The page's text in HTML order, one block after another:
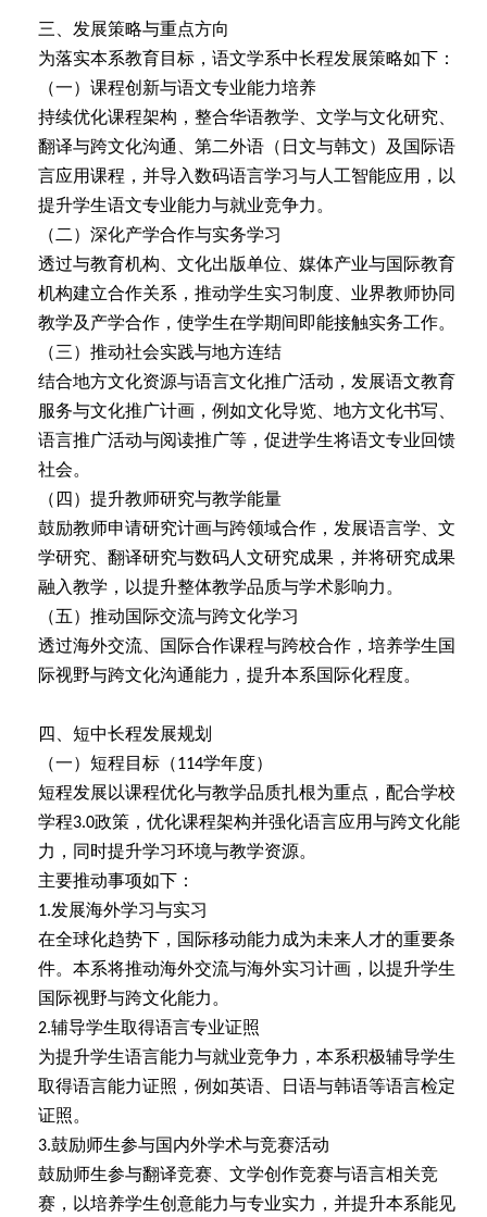
三、发展策略与重点方向
为落实本系教育目标，语文学系中长程发展策略如下：
（一）课程创新与语文专业能力培养
持续优化课程架构，整合华语教学、文学与文化研究、
翻译与跨文化沟通、第二外语（日文与韩文）及国际语
言应用课程，并导入数码语言学习与人工智能应用，以
提升学生语文专业能力与就业竞争力。
（二）深化产学合作与实务学习
透过与教育机构、文化出版单位、媒体产业与国际教育
机构建立合作关系，推动学生实习制度、业界教师协同
教学及产学合作，使学生在学期间即能接触实务工作。
（三）推动社会实践与地方连结
结合地方文化资源与语言文化推广活动，发展语文教育
服务与文化推广计画，例如文化导览、地方文化书写、
语言推广活动与阅读推广等，促进学生将语文专业回馈
社会。
（四）提升教师研究与教学能量
鼓励教师申请研究计画与跨领域合作，发展语言学、文
学研究、翻译研究与数码人文研究成果，并将研究成果
融入教学，以提升整体教学品质与学术影响力。
（五）推动国际交流与跨文化学习
透过海外交流、国际合作课程与跨校合作，培养学生国
际视野与跨文化沟通能力，提升本系国际化程度。
四、短中长程发展规划
（一）短程目标（114学年度）
短程发展以课程优化与教学品质扎根为重点，配合学校
学程3.0政策，优化课程架构并强化语言应用与跨文化能
力，同时提升学习环境与教学资源。
主要推动事项如下：
1.发展海外学习与实习
在全球化趋势下，国际移动能力成为未来人才的重要条
件。本系将推动海外交流与海外实习计画，以提升学生
国际视野与跨文化能力。
2.辅导学生取得语言专业证照
为提升学生语言能力与就业竞争力，本系积极辅导学生
取得语言能力证照，例如英语、日语与韩语等语言检定
证照。
3.鼓励师生参与国内外学术与竞赛活动
鼓励师生参与翻译竞赛、文学创作竞赛与语言相关竞
赛，以培养学生创意能力与专业实力，并提升本系能见